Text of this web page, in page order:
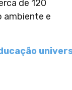
de 120
ambiente e